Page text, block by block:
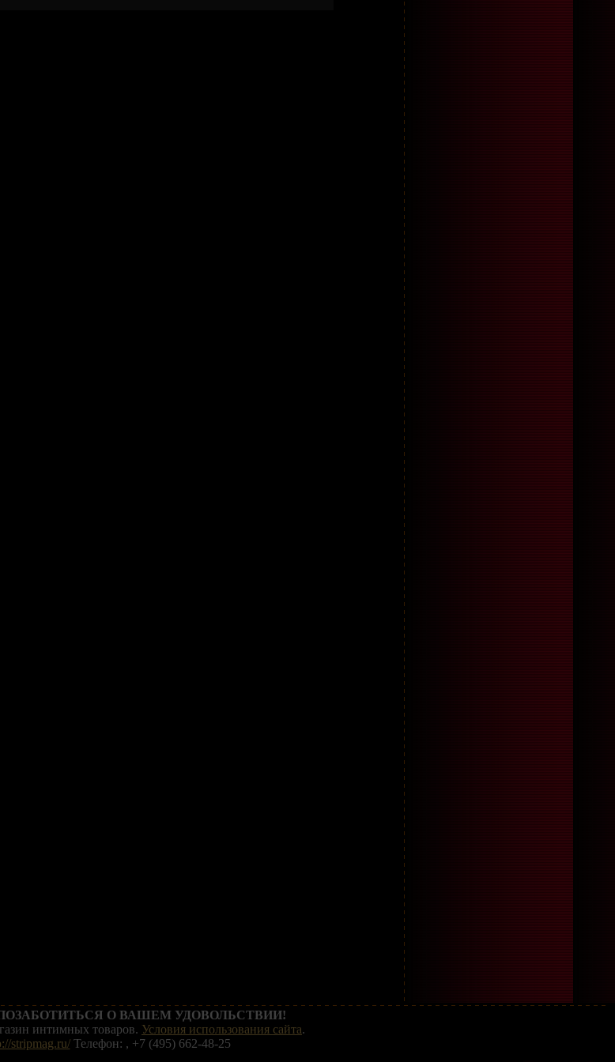
О ВАШЕМ УДОВОЛЬСТВИИ!
интимных товаров. Условия использования сайта.
stripmag.ru/Телефон: , +7 (495) 662-48-25